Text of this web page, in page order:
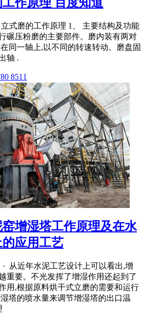
作原理 百度知道
式磨的工作原理 1、 主要结构及功能
碾压粉磨的主要部件。磨内装有两对
同一轴上,以不同的转速转动。磨盘固
轴 .
8511
增湿塔工作原理及在水
应用工艺
· 从近年水泥工艺设计上可以看出,增
重要。不光发挥了增湿作用还起到了
用,根据原料烘干式立磨的需要和运行
塔的喷水量来调节增湿塔的出口温